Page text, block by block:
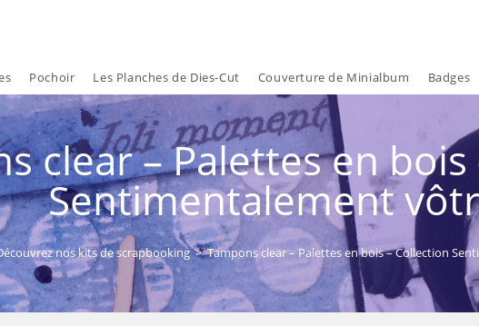
Pochoir Les Planches de Dies-Cut Couverture de Minialbum Badges
clear – Palettes en
Sentimentalement
nos kits de scrapbooking > Tampons clear – Palettes en bois – Collection